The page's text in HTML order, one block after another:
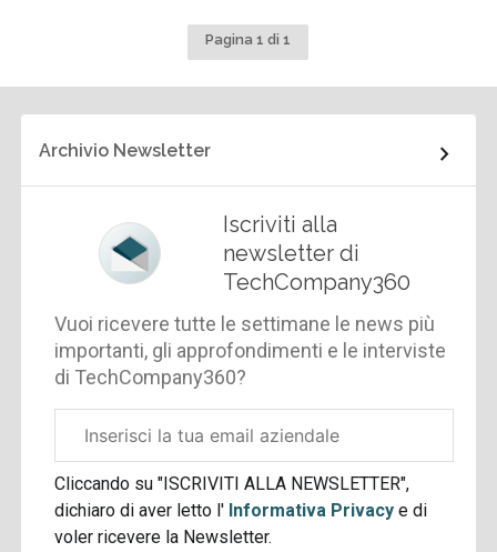
Pagina 1 di 1
Archivio Newsletter
Iscriviti alla
newsletter di
TechCompany360
Vuoi ricevere tutte le settimane le news più
importanti, gli approfondimenti e le interviste
di TechCompany360?
aziendale
Cliccando su "ISCRIVITI ALLA NEWSLETTER",
dichiaro di aver letto l' Informativa Privacye di
voler ricevere la Newsletter.